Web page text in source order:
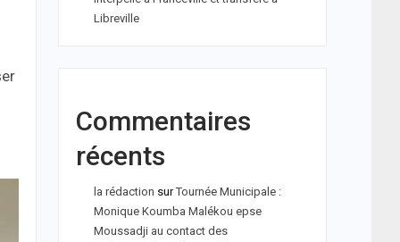
Libreville
Commentaires
récents
la rédaction surTournée Municipale :
Monique Koumba Malékou epse
Moussadji au contact des